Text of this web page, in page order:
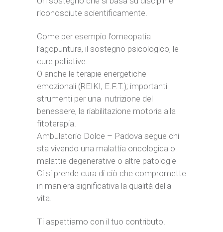
riconosciute scientificamente.
Come per esempio l’omeopatia
l’agopuntura, il sostegno psicologico, le
cure palliative.
O anche le terapie energetiche
emozionali (REIKI, E.F.T.); importanti
strumenti per una nutrizione del
benessere, la riabilitazione motoria alla
fitoterapia.
Ambulatorio Dolce – Padova segue chi
sta vivendo una malattia oncologica o
malattie degenerative o altre patologie
Ci si prende cura di ciò che compromette
in maniera significativa la qualità della
vita.
Ti aspettiamo con il tuo contributo.